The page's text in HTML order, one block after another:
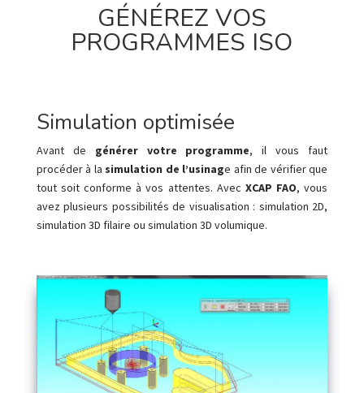
GÉNÉREZ VOS
PROGRAMMES ISO
Simulation optimisée
Avant de générer votre programme, il vous faut
procéder à la simulation de l’usinage afin de vérifier que
tout soit conforme à vos attentes. Avec XCAP FAO, vous
avez plusieurs possibilités de visualisation : simulation 2D,
simulation 3D filaire ou simulation 3D volumique.